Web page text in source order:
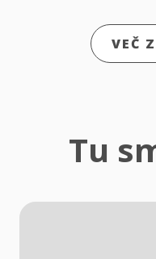
VEČ
Tu